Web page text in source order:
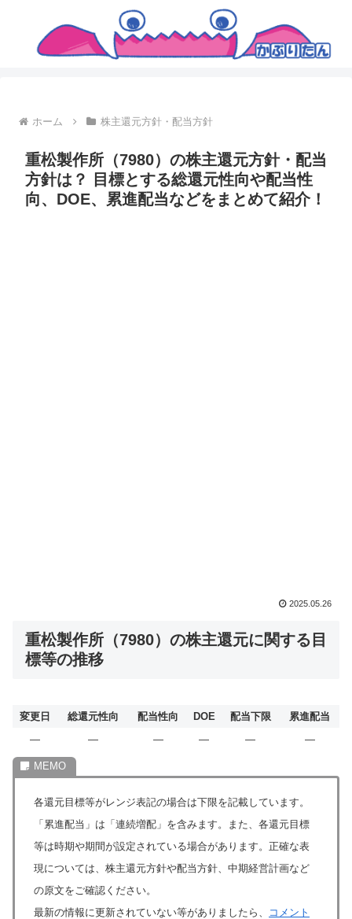
ホーム 株主還元方針・配当方針
重松製作所（7980）の株主還元方針・配当
方針は？ 目標とする総還元性向や配当性
向、DOE、累進配当などをまとめて紹介！
2025.05.26
重松製作所（7980）の株主還元に関する目
標等の推移
変更日 総還元性向 配当性向 DOE 配当下限
累進配当
―
― ― ― ― ―
各還元目標等がレンジ表記の場合は下限を記載しています。
「累進配当」は「連続増配」を含みます。また、各還元目標
等は時期や期間が設定されている場合があります。正確な表
現については、株主還元方針や配当方針、中期経営計画など
の原文をご確認ください。
最新の情報に更新されていない等がありましたら、
コメント